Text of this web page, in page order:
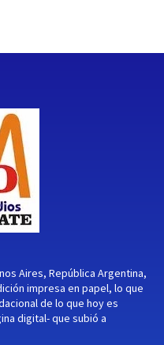
Aires, República Argentina,
impresa en papel, lo que
de lo que hoy es
digital- que subió a